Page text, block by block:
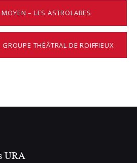
– LES ASTROLABES
THÉÂTRAL DE ROIFFIEUX
URA